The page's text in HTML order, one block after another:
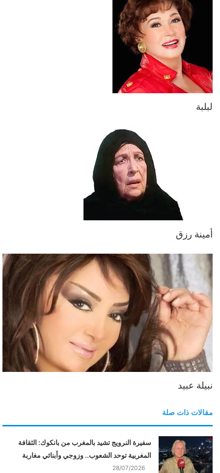
لبلبة
أمينة رزق
نبيلة عبيد
مقالات ذات صلة
سفيرة النرويج تشيد بالمغرب من بانكوك: الثقافة
المغربية توحد الشعوب.. وزوجي وأبنائي مغاربة
28/07/2026